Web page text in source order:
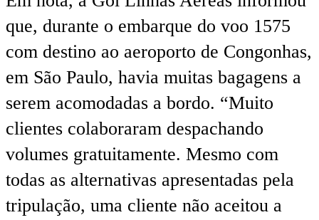
que, durante o embarque do voo 1575
com destino ao aeroporto de Congonhas,
em São Paulo, havia muitas bagagens a
serem acomodadas a bordo. “Muito
clientes colaboraram despachando
volumes gratuitamente. Mesmo com
todas as alternativas apresentadas pela
tripulação, uma cliente não aceitou a